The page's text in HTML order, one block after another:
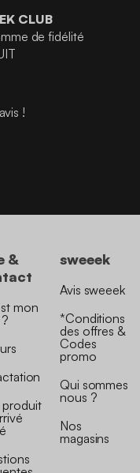
CLUB
de fidélité
!
&
mon
sweeek
Avis sweeek
*Conditions
des offres &
Codes
promo
Qui sommes
nous ?
Nos
magasins